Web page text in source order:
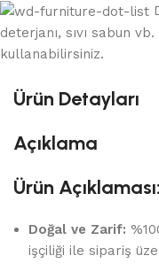
deterjanı, sıvı sabun
kullanabilirsiniz.
Ürün Detayları
Açıklama
Ürün
Doğal ve Zarif:
işçiliği ile sipariş